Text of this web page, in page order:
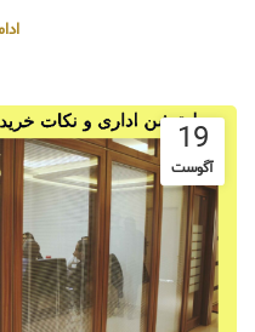
19
آگوست